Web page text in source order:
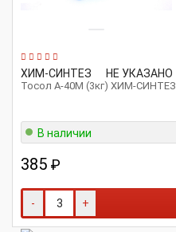
ХИМ-СИНТЕЗ НЕ УКАЗАНО
Тосол А-40М (3кг) ХИМ-СИНТЕЗ
В наличии
385 ₽
- +